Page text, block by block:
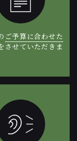
ご予算に合わせた
させていただきま